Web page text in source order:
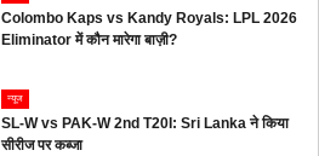
Colombo Kaps vs Kandy Royals: LPL 2026
Eliminator में कौन मारेगा बाज़ी?
न्यूज
SL-W vs PAK-W 2nd T20I: Sri Lanka ने किया
सीरीज पर कब्जा